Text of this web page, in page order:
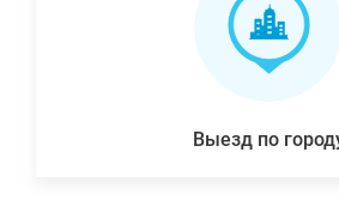
Выезд по